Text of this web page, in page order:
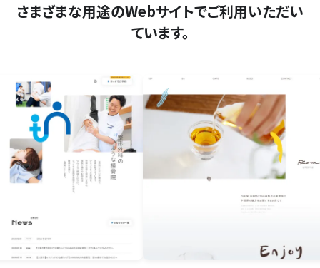
さまざまな用途のWebサイトでご利用いただい
ています。